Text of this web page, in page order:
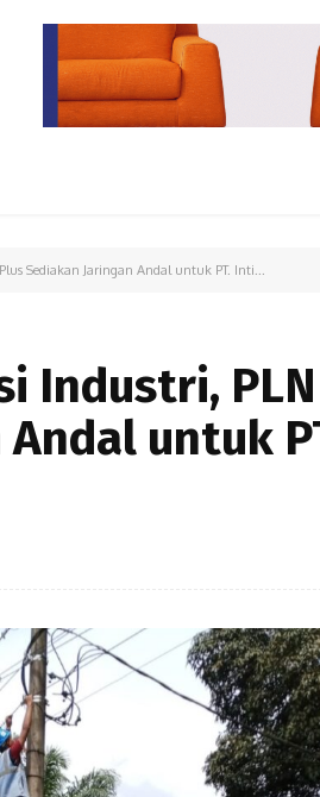
Sediakan Jaringan Andal untuk PT. Inti...
Industri,
untuk